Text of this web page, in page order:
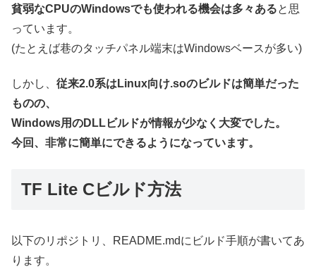
貧弱なCPUのWindowsでも使われる機会は多々あると思
っています。
(たとえば巷のタッチパネル端末はWindowsベースが多い)
しかし、 従来2.0系はLinux向け.soのビルドは簡単だった
ものの、
Windows用のDLLビルドが情報が少なく大変でした。
今回、非常に簡単にできるようになっています。
TF Lite Cビルド方法
以下のリポジトリ、README.mdにビルド手順が書いてあ
ります。